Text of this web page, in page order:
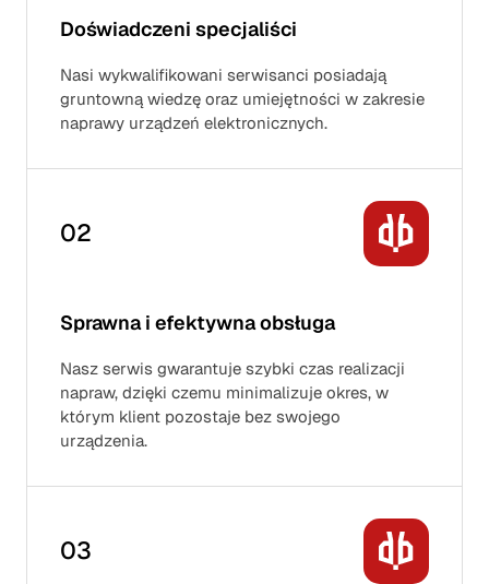
Doświadczeni specjaliści
Nasi wykwalifikowani serwisanci posiadają
gruntowną wiedzę oraz umiejętności w zakresie
naprawy urządzeń elektronicznych.
02
Sprawna i efektywna obsługa
Nasz serwis gwarantuje szybki czas realizacji
napraw, dzięki czemu minimalizuje okres, w
którym klient pozostaje bez swojego
urządzenia.
03